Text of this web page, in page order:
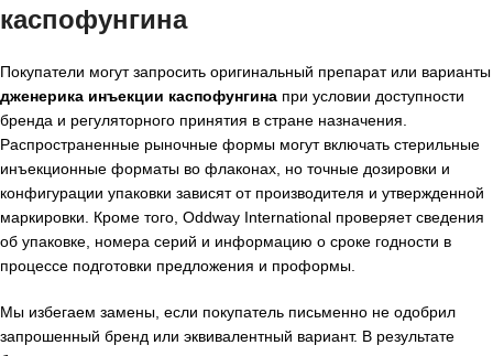
каспофунгина
Покупатели могут запросить оригинальный препарат или варианты
дженерика инъекции каспофунгина при условии доступности
бренда и регуляторного принятия в стране назначения.
Распространенные рыночные формы могут включать стерильные
инъекционные форматы во флаконах, но точные дозировки и
конфигурации упаковки зависят от производителя и утвержденной
маркировки. Кроме того, Oddway International проверяет сведения
об упаковке, номера серий и информацию о сроке годности в
процессе подготовки предложения и проформы.
Мы избегаем замены, если покупатель письменно не одобрил
запрошенный бренд или эквивалентный вариант. В результате